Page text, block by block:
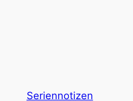
Seriennotizen